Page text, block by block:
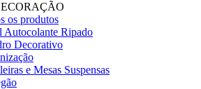
os produtos
Autocolante Ripado
Decorativo
e Mesas Suspensas